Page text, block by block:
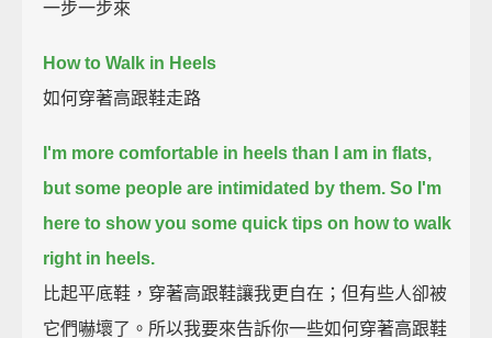
一步一步來
How to Walk in Heels
如何穿著高跟鞋走路
I'm more comfortable in heels than I am in flats,
but some people are intimidated by them. So I'm
here to show you some quick tips on how to walk
right in heels.
比起平底鞋，穿著高跟鞋讓我更自在；但有些人卻被
它們嚇壞了。所以我要來告訴你一些如何穿著高跟鞋